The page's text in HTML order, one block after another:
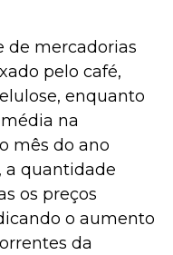
de mercadorias
pelo café,
enquanto
na
mês do ano
a quantidade
os preços
o aumento
da